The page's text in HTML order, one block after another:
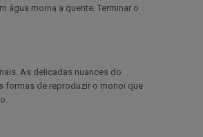
morna a quente. Terminar o
As delicadas nuances do
formas de reproduzir o monoï que